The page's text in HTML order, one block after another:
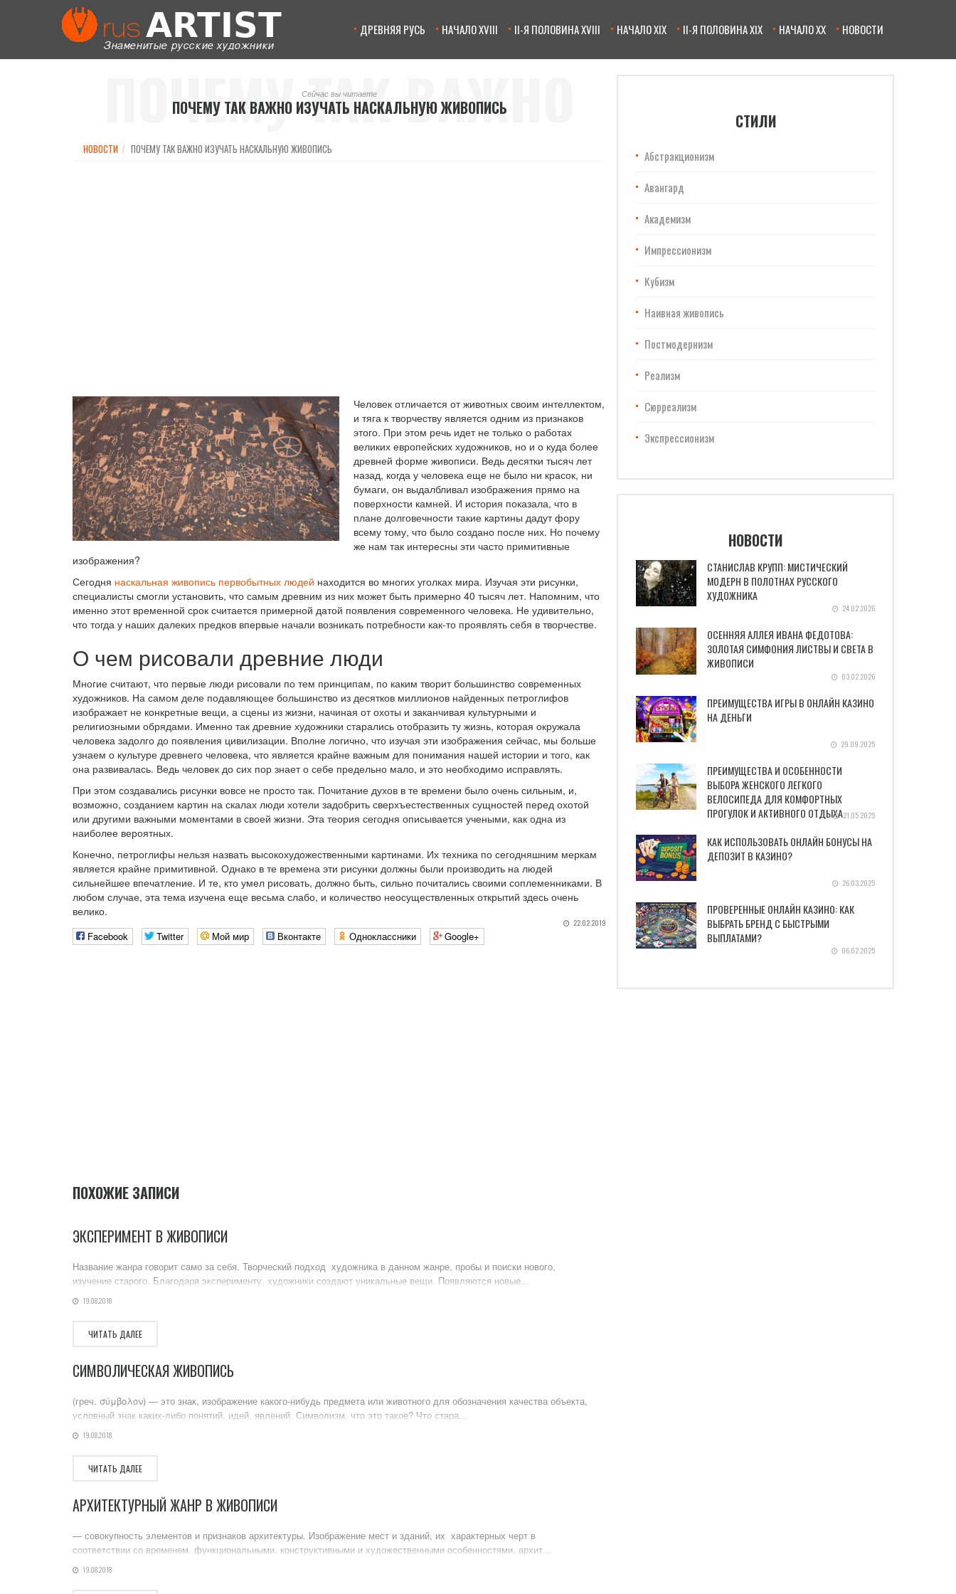
ДРЕВНЯЯ РУСЬ НАЧАЛО XVIII II-Я ПОЛОВИНА XVIII НАЧАЛО XIX II-Я ПОЛОВИНА XIX НАЧАЛО XX НОВОСТИ
ПОЧЕМУ ТАК ВАЖНО
ИЗУЧАТЬ НАСКАЛЬНУЮ
Сейчас вы читаете
ПОЧЕМУ ТАК ВАЖНО ИЗУЧАТЬ НАСКАЛЬНУЮ ЖИВОПИСЬ
НОВОСТИ ПОЧЕМУ ТАК ВАЖНО ИЗУЧАТЬ НАСКАЛЬНУЮ ЖИВОПИСЬ
Человек отличается от животных своим интеллектом,
и тяга к творчеству является одним из признаков
этого. При этом речь идет не только о работах
великих европейских художников, но и о куда более
древней форме живописи. Ведь десятки тысяч лет
назад, когда у человека еще не было ни красок, ни
бумаги, он выдалбливал изображения прямо на
поверхности камней. И история показала, что в
плане долговечности такие картины дадут фору
всему тому, что было создано после них. Но почему
же нам так интересны эти часто примитивные
изображения?
Сегодня наскальная живопись первобытных людей находится во многих уголках мира. Изучая эти рисунки,
специалисты смогли установить, что самым древним из них может быть примерно 40 тысяч лет. Напомним, что
именно этот временной срок считается примерной датой появления современного человека. Не удивительно,
что тогда у наших далеких предков впервые начали возникать потребности как-то проявлять себя в творчестве.
О чем рисовали древние люди
Многие считают, что первые люди рисовали по тем принципам, по каким творит большинство современных
художников. На самом деле подавляющее большинство из десятков миллионов найденных петроглифов
изображает не конкретные вещи, а сцены из жизни, начиная от охоты и заканчивая культурными и
религиозными обрядами. Именно так древние художники старались отобразить ту жизнь, которая окружала
человека задолго до появления цивилизации. Вполне логично, что изучая эти изображения сейчас, мы больше
узнаем о культуре древнего человека, что является крайне важным для понимания нашей истории и того, как
она развивалась. Ведь человек до сих пор знает о себе предельно мало, и это необходимо исправлять.
При этом создавались рисунки вовсе не просто так. Почитание духов в те времени было очень сильным, и,
возможно, созданием картин на скалах люди хотели задобрить сверхъестественных сущностей перед охотой
или другими важными моментами в своей жизни. Эта теория сегодня описывается учеными, как одна из
наиболее вероятных.
Конечно, петроглифы нельзя назвать высокохудожественными картинами. Их техника по сегодняшним меркам
является крайне примитивной. Однако в те времена эти рисунки должны были производить на людей
сильнейшее впечатление. И те, кто умел рисовать, должно быть, сильно почитались своими соплеменниками. В
любом случае, эта тема изучена еще весьма слабо, и количество неосуществленных открытий здесь очень
велико.
22.02.2019
Facebook Twitter Мой мир Вконтакте Одноклассники Google+
ПОХОЖИЕ ЗАПИСИ
ЭКСПЕРИМЕНТ В ЖИВОПИСИ
Название жанра говорит само за себя. Творческий подход художника в данном жанре, пробы и поиски нового,
изучение старого. Благодаря эксперименту, художники создают уникальные вещи. Появляются новые...
19.08.2018
ЧИТАТЬ ДАЛЕЕ
СИМВОЛИЧЕСКАЯ ЖИВОПИСЬ
(греч. σύμβολον) — это знак, изображение какого-нибудь предмета или животного для обозначения качества объекта,
условный знак каких-либо понятий, идей, явлений. Символизм, что это такое? Что стара...
19.08.2018
ЧИТАТЬ ДАЛЕЕ
АРХИТЕКТУРНЫЙ ЖАНР В ЖИВОПИСИ
— совокупность элементов и признаков архитектуры. Изображение мест и зданий, их характерных черт в
соответствии со временем, функциональными, конструктивными и художественными особенностями, архит...
19.08.2018
СТИЛИ
Абстракционизм
Авангард
Академизм
Импрессионизм
Кубизм
Наивная живопись
Постмодернизм
Реализм
Сюрреализм
Экспрессионизм
НОВОСТИ
СТАНИСЛАВ КРУПП: МИСТИЧЕСКИЙ
МОДЕРН В ПОЛОТНАХ РУССКОГО
ХУДОЖНИКА
24.02.2026
ОСЕННЯЯ АЛЛЕЯ ИВАНА ФЕДОТОВА:
ЗОЛОТАЯ СИМФОНИЯ ЛИСТВЫ И СВЕТА В
ЖИВОПИСИ
03.02.2026
ПРЕИМУЩЕСТВА ИГРЫ В ОНЛАЙН КАЗИНО
НА ДЕНЬГИ
29.09.2025
ПРЕИМУЩЕСТВА И ОСОБЕННОСТИ
ВЫБОРА ЖЕНСКОГО ЛЕГКОГО
ВЕЛОСИПЕДА ДЛЯ КОМФОРТНЫХ
ПРОГУЛОК И АКТИВНОГО ОТДЫХА21.05.2025
КАК ИСПОЛЬЗОВАТЬ ОНЛАЙН БОНУСЫ НА
ДЕПОЗИТ В КАЗИНО?
26.03.2025
ПРОВЕРЕННЫЕ ОНЛАЙН КАЗИНО: КАК
ВЫБРАТЬ БРЕНД С БЫСТРЫМИ
ВЫПЛАТАМИ?
06.02.2025